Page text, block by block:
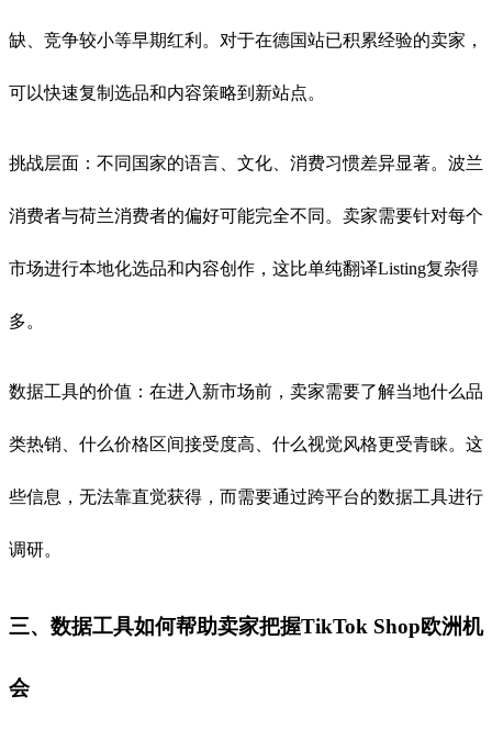
缺、竞争较小等早期红利。对于在德国站已积累经验的卖家，
可以快速复制选品和内容策略到新站点。
挑战层面：不同国家的语言、文化、消费习惯差异显著。波兰
消费者与荷兰消费者的偏好可能完全不同。卖家需要针对每个
市场进行本地化选品和内容创作，这比单纯翻译Listing复杂得
多。
数据工具的价值：在进入新市场前，卖家需要了解当地什么品
类热销、什么价格区间接受度高、什么视觉风格更受青睐。这
些信息，无法靠直觉获得，而需要通过跨平台的数据工具进行
调研。
三、数据工具如何帮助卖家把握TikTok Shop欧洲机
会